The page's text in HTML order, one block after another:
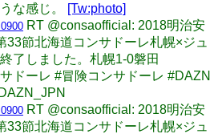
な感じ。
[Tw:photo]
RT @consaofficial: 2018明治安
33節北海道コンサドーレ札幌×ジュ
了しました。札幌1-0磐田
ドーレ #冒険コンサドーレ #DAZN
RT @consaofficial: 2018明治安
33節北海道コンサドーレ札幌×ジュ